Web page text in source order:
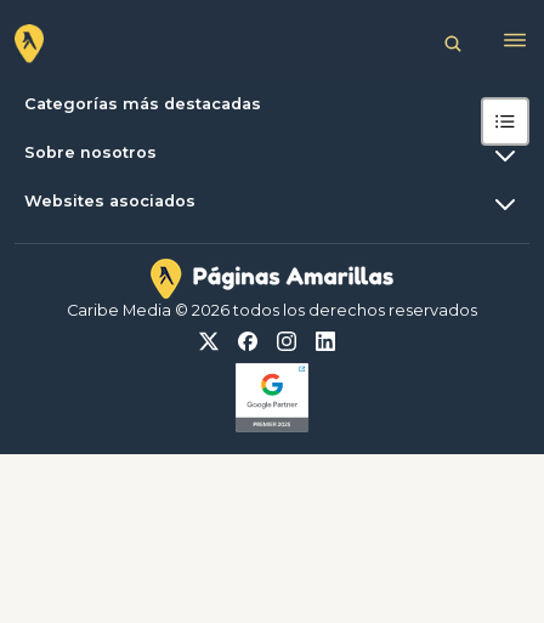
Categorías más destacadas
Sobre nosotros
Websites asociados
Caribe Media © 2026 todos los derechos reservados